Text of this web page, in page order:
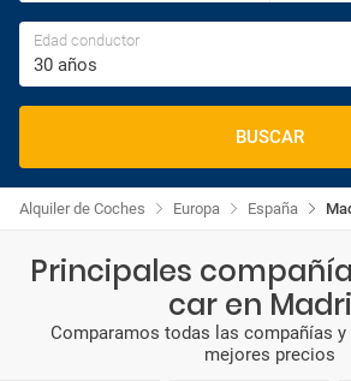
Edad conductor
30 años
BUSCAR
España
Europa
Alquiler de Coches
Principales
car en
Comparamos todas las compañías
mejores precios